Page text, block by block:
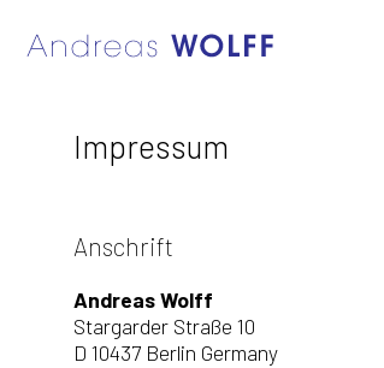
Impressum
Anschrift
Andreas Wolff
Stargarder Straße 10
D 10437 Berlin Germany